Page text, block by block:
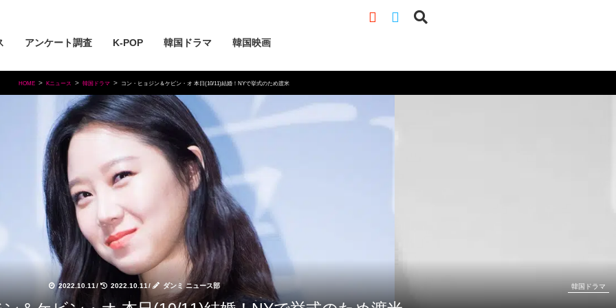
アンケート調査 K-POP 韓国ドラマ 韓国映画
HOME Kニュース 韓国ドラマ コン・ヒョジン＆ケビン・オ 本日(10/11)結婚！NYで挙式のため渡米
2022.10.11 / 2022.10.11/ ダンミ ニュース部 韓国ドラマ